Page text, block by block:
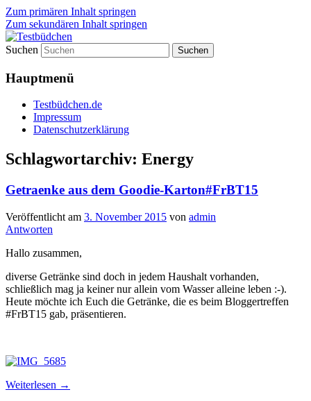
Zum primären Inhalt springen
Zum sekundären Inhalt springen
Testbüdchen
Lifestyle For Living
Suchen
Hauptmenü
Testbüdchen.de
Impressum
Datenschutzerklärung
Schlagwortarchiv: Energy
Getraenke aus dem Goodie-Karton#FrBT15
Veröffentlicht am 3. November 2015 von admin
Antworten
Hallo zusammen,
diverse Getränke sind doch in jedem Haushalt vorhanden,
schließlich mag ja keiner nur allein vom Wasser alleine leben :-).
Heute möchte ich Euch die Getränke, die es beim Bloggertreffen
#FrBT15 gab, präsentieren.
Weiterlesen →